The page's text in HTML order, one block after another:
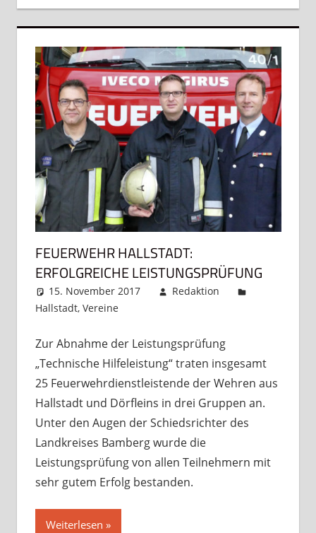
FEUERWEHR HALLSTADT:
ERFOLGREICHE LEISTUNGSPRÜFUNG
15. November 2017
Redaktion
Hallstadt, Vereine
Zur Abnahme der Leistungsprüfung
„Technische Hilfeleistung“ traten insgesamt
25 Feuerwehrdienstleistende der Wehren aus
Hallstadt und Dörfleins in drei Gruppen an.
Unter den Augen der Schiedsrichter des
Landkreises Bamberg wurde die
Leistungsprüfung von allen Teilnehmern mit
sehr gutem Erfolg bestanden.
Weiterlesen